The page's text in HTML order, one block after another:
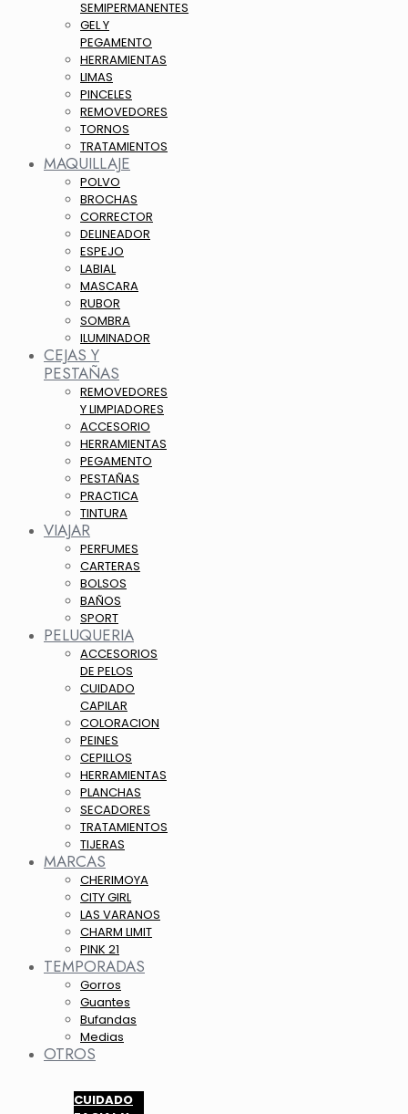
SEMIPERMANENTES
GEL Y
PEGAMENTO
HERRAMIENTAS
LIMAS
PINCELES
REMOVEDORES
TORNOS
TRATAMIENTOS
MAQUILLAJE
POLVO
BROCHAS
CORRECTOR
DELINEADOR
ESPEJO
LABIAL
MASCARA
RUBOR
SOMBRA
ILUMINADOR
CEJAS Y
PESTAÑAS
REMOVEDORES
Y LIMPIADORES
ACCESORIO
HERRAMIENTAS
PEGAMENTO
PESTAÑAS
PRACTICA
TINTURA
VIAJAR
PERFUMES
CARTERAS
BOLSOS
BAÑOS
SPORT
PELUQUERIA
ACCESORIOS
DE PELOS
CUIDADO
CAPILAR
COLORACION
PEINES
CEPILLOS
HERRAMIENTAS
PLANCHAS
SECADORES
TRATAMIENTOS
TIJERAS
MARCAS
CHERIMOYA
CITY GIRL
LAS VARANOS
CHARM LIMIT
PINK 21
TEMPORADAS
Gorros
Guantes
Bufandas
Medias
OTROS
CUIDADO